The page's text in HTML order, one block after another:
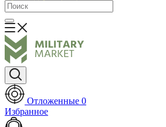
Отложенные 0
Избранное